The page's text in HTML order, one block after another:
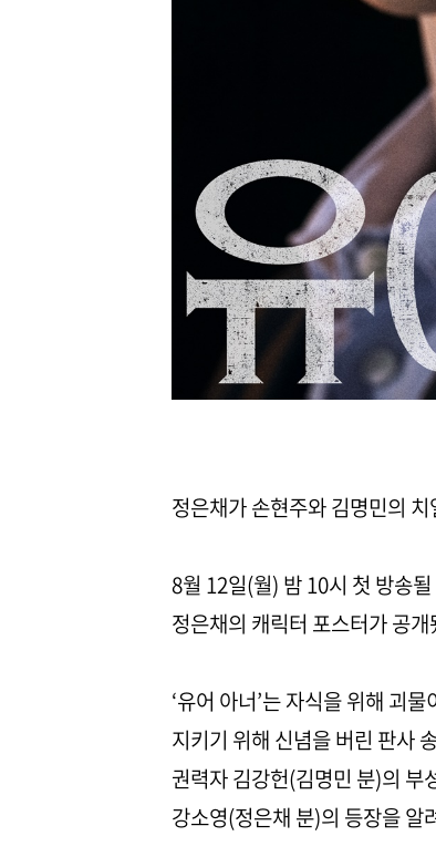
정은채가 손현주와 김명민의
8월 12일(월) 밤 10시 첫 방송
정은채의 캐릭터 포스터가 공개
‘유어 아너’는 자식을 위해 괴
지키기 위해 신념을 버린 판사
권력자 김강헌(김명민 분)의 부
강소영(정은채 분)의 등장을 알